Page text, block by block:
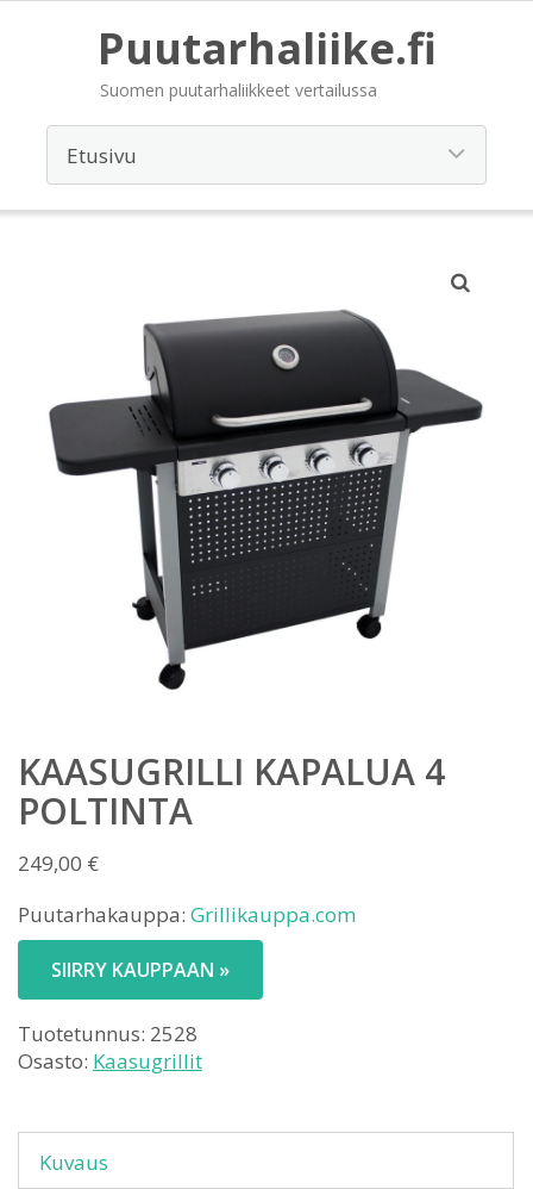
Puutarhaliike.fi
Suomen puutarhaliikkeet vertailussa
KAASUGRILLI KAPALUA 4
POLTINTA
249,00 €
Puutarhakauppa: Grillikauppa.com
SIIRRY KAUPPAAN »
Tuotetunnus: 2528
Osasto: Kaasugrillit
Kuvaus